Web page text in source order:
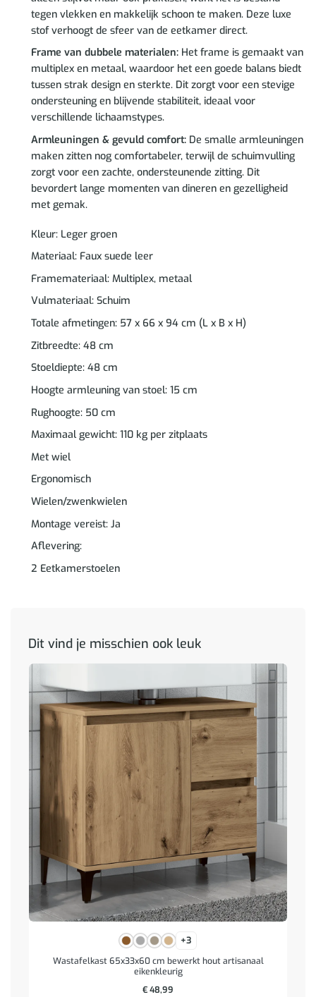
tegen vlekken en makkelijk schoon te maken. Deze luxe
stof verhoogt de sfeer van de eetkamer direct.
Frame van dubbele materialen:Het frame is gemaakt van
multiplex en metaal, waardoor het een goede balans biedt
tussen strak design en sterkte. Dit zorgt voor een stevige
ondersteuning en blijvende stabiliteit, ideaal voor
verschillende lichaamstypes.
Armleuningen & gevuld comfort:De smalle armleuningen
maken zitten nog comfortabeler, terwijl de schuimvulling
zorgt voor een zachte, ondersteunende zitting. Dit
bevordert lange momenten van dineren en gezelligheid
met gemak.
Kleur: Leger groen
Materiaal: Faux suede leer
Framemateriaal: Multiplex, metaal
Vulmateriaal: Schuim
Totale afmetingen: 57 x 66 x 94 cm (L x B x H)
Zitbreedte: 48 cm
Stoeldiepte: 48 cm
Hoogte armleuning van stoel: 15 cm
Rughoogte: 50 cm
Maximaal gewicht: 110 kg per zitplaats
Met wiel
Ergonomisch
Wielen/zwenkwielen
Montage vereist: Ja
Aflevering:
2 Eetkamerstoelen
Dit vind je misschien ook leuk
+3
Wastafelkast 65x33x60 cm bewerkt hout artisanaal
eikenkleurig
€48,99